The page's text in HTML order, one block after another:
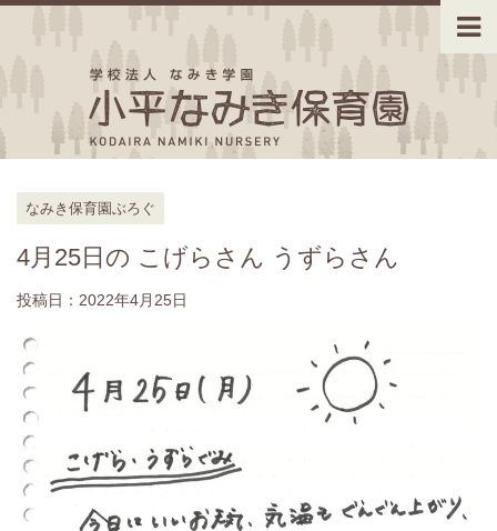
なみき保育園ぶろぐ
4月25日の こげらさん うずらさん
投稿日： 2022年4月25日